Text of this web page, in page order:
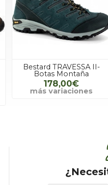
Bestard TRAVESSA II-
Botas Montaña
178,00€
más variaciones